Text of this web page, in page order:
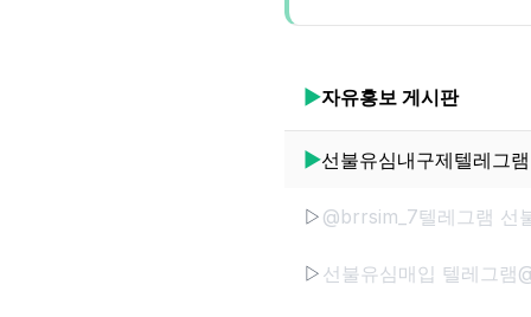
▶자유홍보 게시판
▶
▷
▷